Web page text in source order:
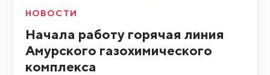
НОВОСТИ
Начала работу горячая линия
Амурского газохимического
комплекса